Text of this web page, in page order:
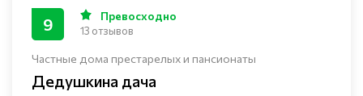
Частные дома престарелых и пансионаты
Дедушкина дача
9 Превосходно
13 отзывов